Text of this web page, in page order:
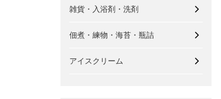
雑貨・入浴剤・洗剤
佃煮・練物・海苔・瓶詰
アイスクリーム